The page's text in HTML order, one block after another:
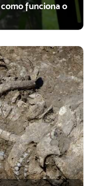
funciona o